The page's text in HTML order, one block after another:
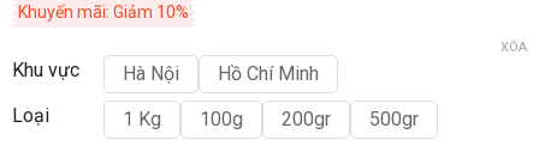
Khuyến mãi: Giảm 10%
Khu vực Hà Nội
Hồ Chí Minh
Loại
1 Kg 100g 200gr 500gr
XÓA